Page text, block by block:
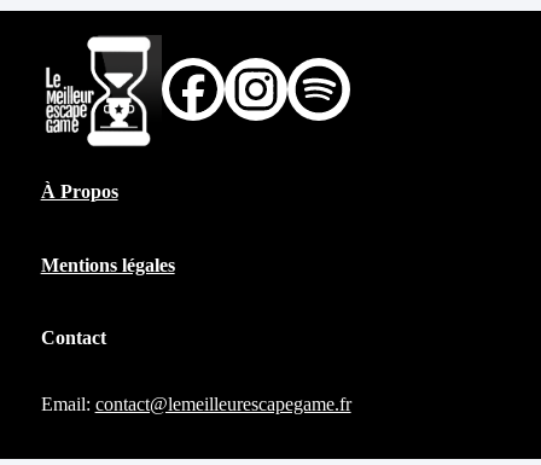
À Propos
Mentions légales
Contact
Email: contact@lemeilleurescapegame.fr